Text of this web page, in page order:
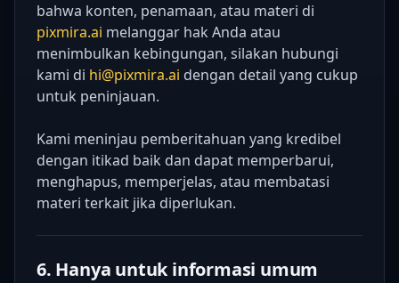
bahwa konten, penamaan, atau materi di
pixmira.ai melanggar hak Anda atau
menimbulkan kebingungan, silakan hubungi
kami di hi@pixmira.ai dengan detail yang cukup
untuk peninjauan.
Kami meninjau pemberitahuan yang kredibel
dengan itikad baik dan dapat memperbarui,
menghapus, memperjelas, atau membatasi
materi terkait jika diperlukan.
6. Hanya untuk informasi umum